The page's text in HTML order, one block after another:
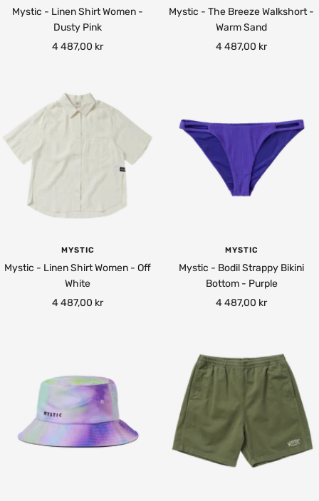
Mystic - Linen Shirt Women -
Dusty Pink
Rea-
4 487,00 kr
Mystic - The Breeze Walkshort -
Warm Sand
Rea-
4 487,00 kr
MYSTIC
Mystic - Linen Shirt Women - Off
White
Rea-
4 487,00 kr
MYSTIC
Mystic - Bodil Strappy Bikini
Bottom - Purple
Rea-
4 487,00 kr